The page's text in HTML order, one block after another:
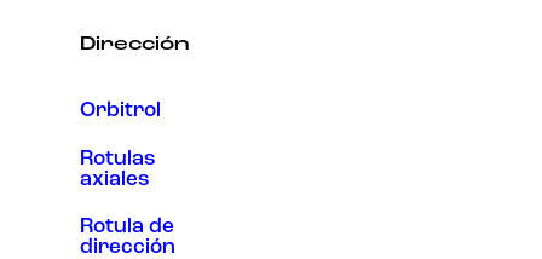
Dirección
Orbitrol
Rotulas
axiales
Rotula de
dirección